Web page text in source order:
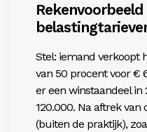
Rekenvoorbeeld
Stel: iemand verkoopt
van 50 procent voor €
er een winstaandeel in
120.000. Na aftrek van
(buiten de praktijk),